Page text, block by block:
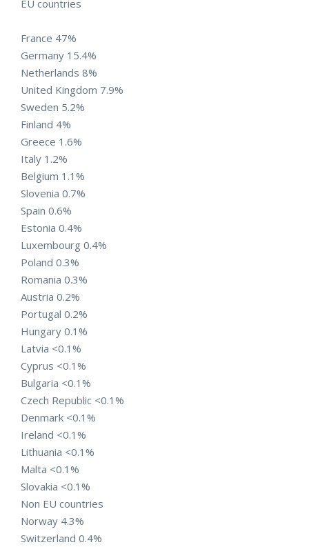
EU countries
France 47%
Germany 15.4%
Netherlands 8%
United Kingdom 7.9%
Sweden 5.2%
Finland 4%
Greece 1.6%
Italy 1.2%
Belgium 1.1%
Slovenia 0.7%
Spain 0.6%
Estonia 0.4%
Luxembourg 0.4%
Poland 0.3%
Romania 0.3%
Austria 0.2%
Portugal 0.2%
Hungary 0.1%
Latvia <0.1%
Cyprus <0.1%
Bulgaria <0.1%
Czech Republic <0.1%
Denmark <0.1%
Ireland <0.1%
Lithuania <0.1%
Malta <0.1%
Slovakia <0.1%
Non EU countries
Norway 4.3%
Switzerland 0.4%